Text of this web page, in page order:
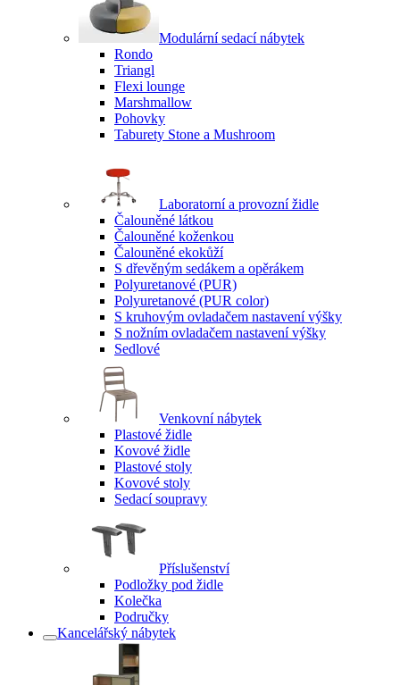
Modulární sedací nábytek
Rondo
Triangl
Flexi lounge
Marshmallow
Pohovky
Taburety Stone a Mushroom
Laboratorní a provozní židle
Čalouněné látkou
Čalouněné koženkou
Čalouněné ekokůží
S dřevěným sedákem a opěrákem
Polyuretanové (PUR)
Polyuretanové (PUR color)
S kruhovým ovladačem nastavení výšky
S nožním ovladačem nastavení výšky
Sedlové
Venkovní nábytek
Plastové židle
Kovové židle
Plastové stoly
Kovové stoly
Sedací soupravy
Příslušenství
Podložky pod židle
Kolečka
Područky
Kancelářský nábytek